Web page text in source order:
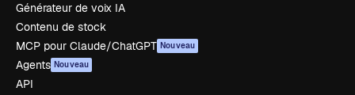
Générateur de voix IA
Contenu de stock
MCP pour Claude/ChatGPT Nouveau
Agents Nouveau
API